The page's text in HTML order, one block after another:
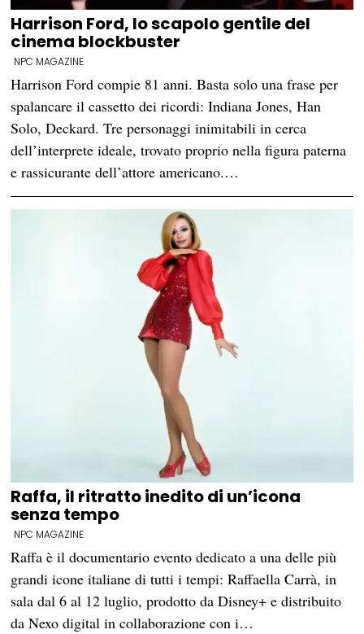
Harrison Ford, lo scapolo gentile del
cinema blockbuster
NPC MAGAZINE
Harrison Ford compie 81 anni. Basta solo una frase per
spalancare il cassetto dei ricordi: Indiana Jones, Han
Solo, Deckard. Tre personaggi inimitabili in cerca
dell’interprete ideale, trovato proprio nella figura paterna
e rassicurante dell’attore americano.…
Raffa, il ritratto inedito di un’icona
senza tempo
NPC MAGAZINE
Raffa è il documentario evento dedicato a una delle più
grandi icone italiane di tutti i tempi: Raffaella Carrà, in
sala dal 6 al 12 luglio, prodotto da Disney+ e distribuito
da Nexo digital in collaborazione con i…